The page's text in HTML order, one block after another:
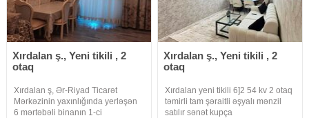
Xırdalan ş., Yeni tikili , 2
otaq
Xırdalan ş, Ər-Riyad Ticarət
Mərkəzinin yaxınlığında yerləşən
6 mərtəbəli binanın 1-ci
Xırdalan ş., Yeni tikili , 2
otaq
Xırdalan yeni tikili 6]2 54 kv 2 otaq
təmirli tam şəraitli əşyalı mənzil
satılır sənət kupça